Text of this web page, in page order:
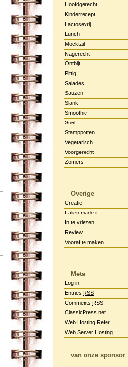
Hoofdgerecht
Kinderrecept
Lactosevrij
Lunch
Mocktail
Nagerecht
Ontbijt
Pittig
Salades
Sauzen
Slank
Smoothie
Snel
Stamppotten
Vegetarisch
Voorgerecht
Zomers
Overige
Creatief
Falien made it
In te vriezen
Review
Vooraf te maken
Meta
Log in
Entries RSS
Comments RSS
ClassicPress.net
Web Hosting Refer
Web Server Hosting
van onze sponsor